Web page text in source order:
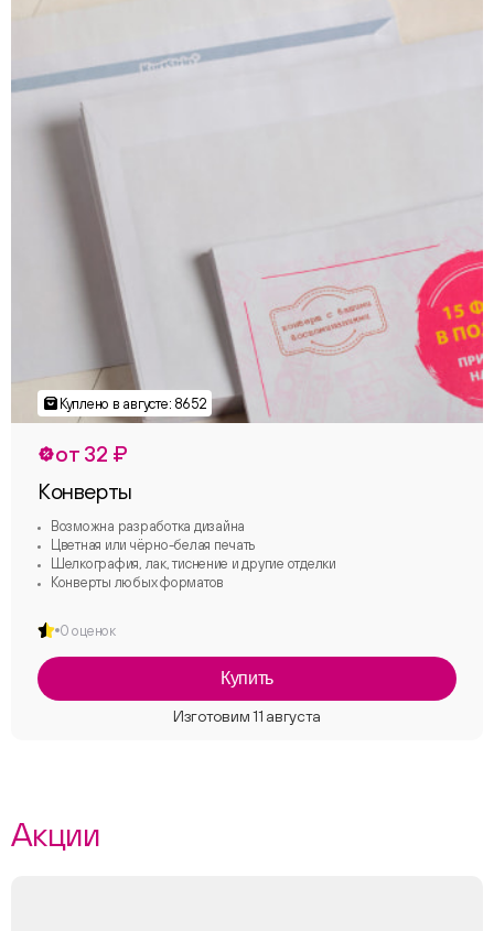
от 32 ₽
Конверты
Возможна разработка дизайна
Цветная или чёрно-белая печать
Шелкография, лак, тиснение и другие отделки
Конверты любых форматов
0 оценок
Купить
Акции